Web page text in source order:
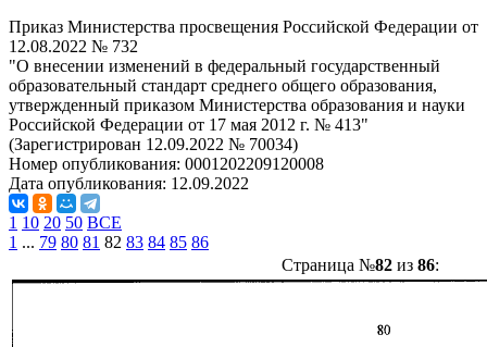
Приказ Министерства просвещения Российской Федерации от
12.08.2022 № 732
"О внесении изменений в федеральный государственный
образовательный стандарт среднего общего образования,
утвержденный приказом Министерства образования и науки
Российской Федерации от 17 мая 2012 г. № 413"
(Зарегистрирован 12.09.2022 № 70034)
Номер опубликования: 0001202209120008
Дата опубликования: 12.09.2022
1 10 20 50 ВСЕ
1 ... 79 80 81 82 83 84 85 86
Страница №82из 86: